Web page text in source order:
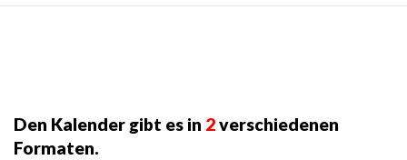
Den Kalender gibt es in 2verschiedenen
Formaten.